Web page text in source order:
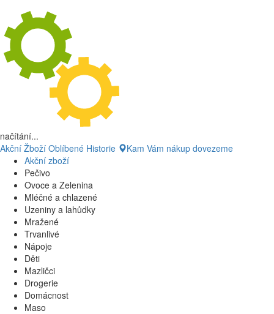
načítání...
Akční Žboží Oblíbené Historie
Kam Vám nákup dovezeme
Akční zboží
Pečivo
Ovoce a Zelenina
Mléčné a chlazené
Uzeniny a lahůdky
Mražené
Trvanlivé
Nápoje
Děti
Mazličci
Drogerie
Domácnost
Maso